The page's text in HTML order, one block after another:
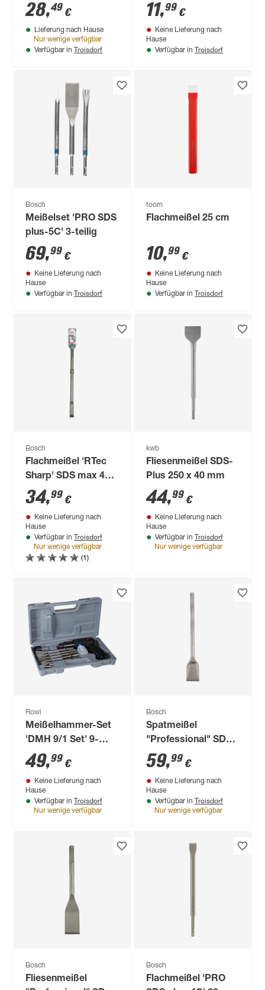
28,49 €
Lieferung nach Hause
Nur wenige verfügbar
Verfügbar in Troisdorf
gekröpft 50 x 250
mm
11,99 €
Keine Lieferung nach
Hause
Verfügbar in Troisdorf
Bosch
Meißelset 'PRO SDS
plus-5C' 3-teilig
69,99 €
Keine Lieferung nach
Hause
Verfügbar in Troisdorf
toom
Flachmeißel 25 cm
10,99 €
Keine Lieferung nach
Hause
Verfügbar in Troisdorf
Bosch
Flachmeißel 'RTec
Sharp' SDS max 400
mm
34,99 €
Keine Lieferung nach
Hause
Verfügbar in Troisdorf
Nur wenige verfügbar
(1)
kwb
Fliesenmeißel SDS-
Plus 250 x 40 mm
44,99 €
Keine Lieferung nach
Hause
Verfügbar in Troisdorf
Nur wenige verfügbar
Rowi
Meißelhammer-Set
'DMH 9/1 Set' 9-
teilig
49,99 €
Keine Lieferung nach
Hause
Verfügbar in Troisdorf
Nur wenige verfügbar
Bosch
Spatmeißel
"Professional" SDS-
max 50 x 350 mm
59,99 €
Keine Lieferung nach
Hause
Verfügbar in Troisdorf
Nur wenige verfügbar
Bosch
Fliesenmeißel
Bosch
Flachmeißel 'PRO